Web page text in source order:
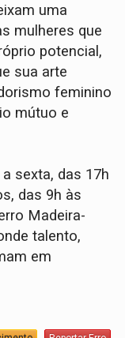
uma
mulheres que
potencial,
sua arte
feminino
mútuo e
sexta, das 17h
das 9h às
Madeira-
talento,
em